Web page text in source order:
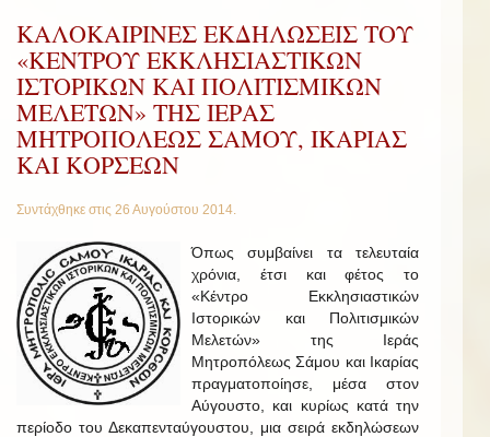
ΚΑΛΟΚΑΙΡΙΝΕΣ ΕΚΔΗΛΩΣΕΙΣ ΤΟΥ
«ΚΕΝΤΡΟΥ ΕΚΚΛΗΣΙΑΣΤΙΚΩΝ
ΙΣΤΟΡΙΚΩΝ ΚΑΙ ΠΟΛΙΤΙΣΜΙΚΩΝ
ΜΕΛΕΤΩΝ» ΤΗΣ ΙΕΡΑΣ
ΜΗΤΡΟΠΟΛΕΩΣ ΣΑΜΟΥ, ΙΚΑΡΙΑΣ
ΚΑΙ ΚΟΡΣΕΩΝ
Συντάχθηκε στις 26 Αυγούστου 2014
Όπως συμβαίνει τα τελευταία
χρόνια, έτσι και φέτος το
«Κέντρο Εκκλησιαστικών
Ιστορικών και Πολιτισμικών
Μελετών» της Ιεράς
Μητροπόλεως Σάμου και Ικαρίας
πραγματοποίησε, μέσα στον
Αύγουστο, και κυρίως κατά την
περίοδο του Δεκαπενταύγουστου, μια σειρά εκδηλώσεων